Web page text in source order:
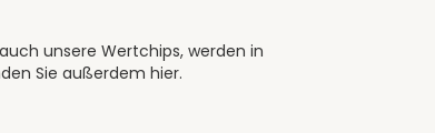
unsere Wertchips, werden in
Sie außerdem hier.